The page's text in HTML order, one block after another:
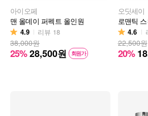
아이오페
맨 올데이 퍼펙트 올인원
4.9 리뷰 18
38,000원
25%28,500원 회원가
오딧세이
로맨틱
4.6
22,500원
20%